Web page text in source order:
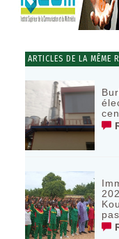
ARTICLES DE LA MÊME